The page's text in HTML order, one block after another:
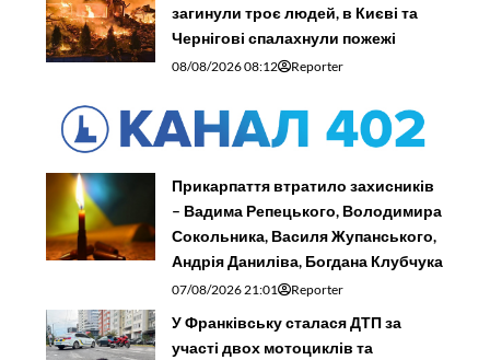
загинули троє людей, в Києві та
Чернігові спалахнули пожежі
08/08/2026 08:12 Reporter
Прикарпаття втратило захисників
– Вадима Репецького, Володимира
Сокольника, Василя Жупанського,
Андрія Даниліва, Богдана Клубчука
07/08/2026 21:01 Reporter
У Франківську сталася ДТП за
участі двох мотоциклів та